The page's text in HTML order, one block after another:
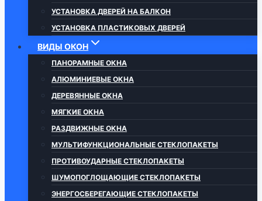
УСТАНОВКА ДВЕРЕЙ НА БАЛКОН
УСТАНОВКА ПЛАСТИКОВЫХ ДВЕРЕЙ
ВИДЫ ОКОН
ПАНОРАМНЫЕ ОКНА
АЛЮМИНИЕВЫЕ ОКНА
ДЕРЕВЯННЫЕ ОКНА
МЯГКИЕ ОКНА
РАЗДВИЖНЫЕ ОКНА
МУЛЬТИФУНКЦИОНАЛЬНЫЕ СТЕКЛОПАКЕТЫ
ПРОТИВОУДАРНЫЕ СТЕКЛОПАКЕТЫ
ШУМОПОГЛОЩАЮЩИЕ СТЕКЛОПАКЕТЫ
ЭНЕРГОСБЕРЕГАЮЩИЕ СТЕКЛОПАКЕТЫ